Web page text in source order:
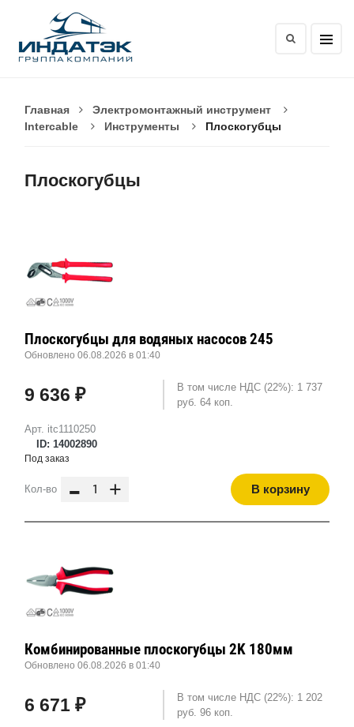
Главная
Электромонтажный инструмент
Intercable
Инструменты Плоскогубцы
Плоскогубцы
Арт. itc1110250
ID: 14002890
Плоскогубцы для водяных насосов 245
Обновлено 06.08.2026 в 01:40
9 636 ₽
В том числе НДС (22%): 1 737
руб. 64 коп.
Под заказ
Кол-во - + В корзину
Комбинированные плоскогубцы 2K 180мм
Обновлено 06.08.2026 в 01:40
6 671 ₽
В том числе НДС (22%): 1 202
руб. 96 коп.